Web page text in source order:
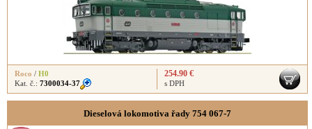
Roco / H0
Kat. č.: 7300034-37
254.90 €
s DPH
Dieselová lokomotiva řady 754 067-7